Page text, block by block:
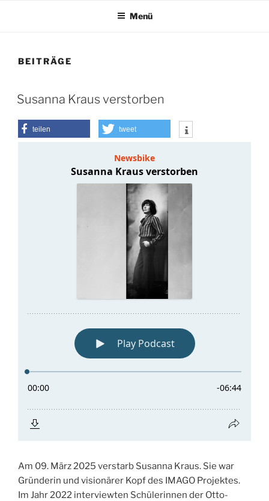
Menü
BEITRÄGE
Susanna Kraus verstorben
teilen tweet
Am 09. März 2025 verstarb Susanna Kraus. Sie war
Gründerin und visionärer Kopf des IMAGO Projektes.
Im Jahr 2022 interviewten Schülerinnen der Otto-